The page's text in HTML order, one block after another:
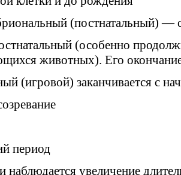
(постнатальный) —
(особенно
животных). Его
(игровой) заканчивается с
период
увеличение